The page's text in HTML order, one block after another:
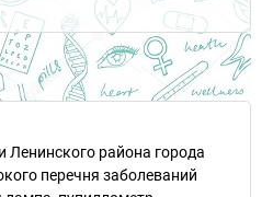
Ленинского района города
перечня заболеваний